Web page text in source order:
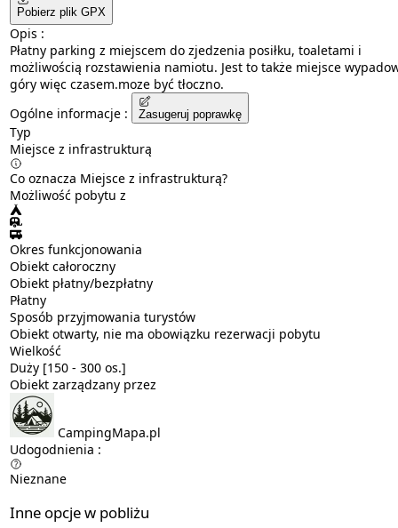
Pobierz plik GPX
Opis :
Płatny parking z miejscem do zjedzenia posiłku, toaletami i
możliwością rozstawienia namiotu. Jest to także miejsce
góry więc czasem.moze być tłoczno.
Ogólne informacje :
Zasugeruj poprawkę
Typ
Miejsce z infrastrukturą
Co oznacza Miejsce z infrastrukturą?
Możliwość pobytu z
Okres funkcjonowania
Obiekt całoroczny
Obiekt płatny/bezpłatny
Płatny
Sposób przyjmowania turystów
Obiekt otwarty, nie ma obowiązku rezerwacji pobytu
Wielkość
Duży [150 - 300 os.]
Obiekt zarządzany przez
CampingMapa.pl
Udogodnienia :
Nieznane
Inne opcje w pobliżu